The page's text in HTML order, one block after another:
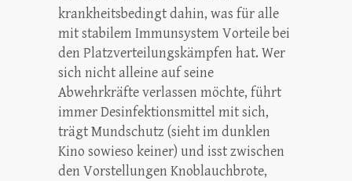
krankheitsbedingt dahin, was für alle
mit stabilem Immunsystem Vorteile bei
den Platzverteilungskämpfen hat. Wer
sich nicht alleine auf seine
Abwehrkräfte verlassen möchte, führt
immer Desinfektionsmittel mit sich,
trägt Mundschutz (sieht im dunklen
Kino sowieso keiner) und isst zwischen
den Vorstellungen Knoblauchbrote,